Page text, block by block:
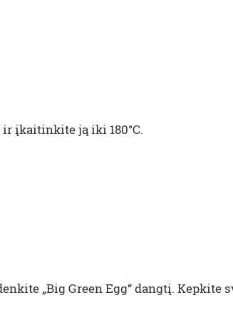
įkaitinkite ją iki 180°C.
„Big Green Egg“ dangtį. Kepkite